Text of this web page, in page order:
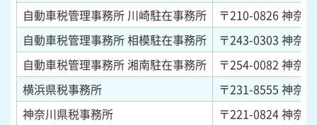
自動車税管理事務所 川崎駐在事務所
〒210-0826神奈
自動車税管理事務所 相模駐在事務所
〒243-0303 神奈
自動車税管理事務所 湘南駐在事務所
〒254-0082 神奈
横浜県税事務所
〒231-8555 神奈
神奈川県税事務所
〒221-0824神奈